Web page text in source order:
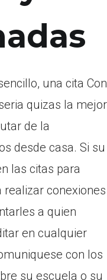
una cita Con
quizas la mejor
de la
desde casa. Si su
las citas para
conexiones
a quien
en cualquier
con los
su escuela o su